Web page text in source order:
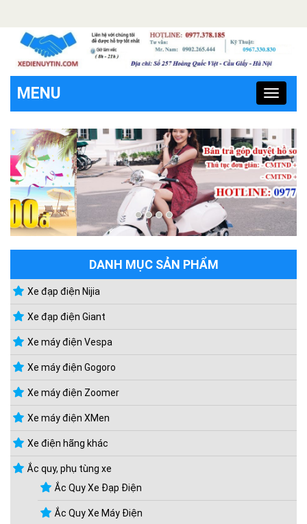
MENU
Toggle
DANH MỤC SẢN PHẨM
Xe đạp điện Nijia
Xe đạp điện Giant
Xe máy điện Vespa
Xe máy điện Gogoro
Xe máy điện Zoomer
Xe máy điện XMen
Xe điện hãng khác
Ắc quy, phụ tùng xe
Ắc Quy Xe Đạp Điện
Ắc Quy Xe Máy Điện